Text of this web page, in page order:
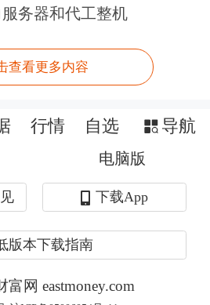
重共同回落，导致交
志发表示，猪价整体
内仔猪价格也环比走
（6月5日），7公斤外
246.67元/头，环比下
斤外三元仔猪出栏均价
比下跌5.63%。供应方
仔猪数量偏多，母猪场
高，断奶仔猪供应充
务器和代工整机
查看更多内容
行情 自选 导航
电脑版
下载App
版本下载指南
网 eastmoney.com